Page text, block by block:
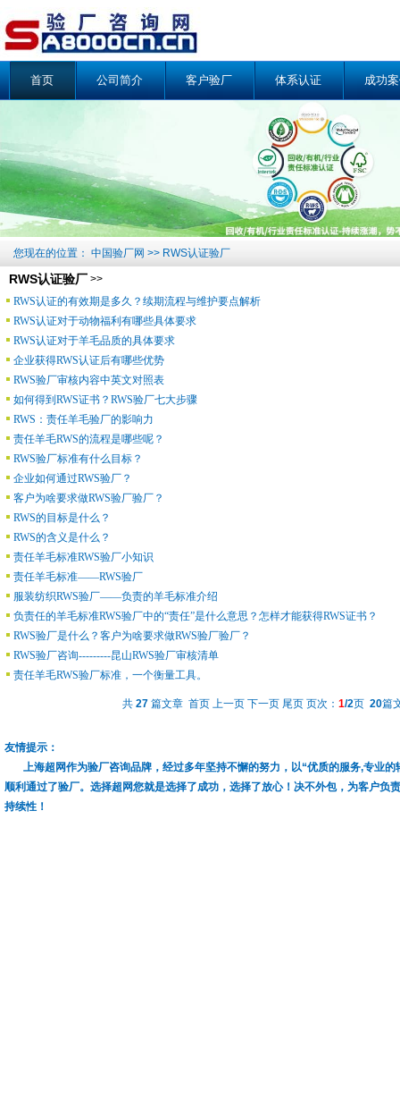
首页 公司简介 客户验厂 体系认证 成功
您现在的位置： 中国验厂网 >> RWS认证验厂
RWS认证验厂 >>
RWS认证的有效期是多久？续期流程与维护要点解析
RWS认证对于动物福利有哪些具体要求
RWS认证对于羊毛品质的具体要求
企业获得RWS认证后有哪些优势
RWS验厂审核内容中英文对照表
如何得到RWS证书？RWS验厂七大步骤
RWS：责任羊毛验厂的影响力
责任羊毛RWS的流程是哪些呢？
RWS验厂标准有什么目标？
企业如何通过RWS验厂？
客户为啥要求做RWS验厂验厂？
RWS的目标是什么？
RWS的含义是什么？
责任羊毛标准RWS验厂小知识
责任羊毛标准——RWS验厂
服装纺织RWS验厂——负责的羊毛标准介绍
负责任的羊毛标准RWS验厂中的“责任”是什么意思？怎样才能获得RWS证书？
RWS验厂是什么？客户为啥要求做RWS验厂验厂？
RWS验厂咨询---------昆山RWS验厂审核清单
责任羊毛RWS验厂标准，一个衡量工具。
共 27 篇文章 首页 上一页 下一页 尾页 页次： 1/2页 20篇
友情提示：
上海超网作为验厂咨询品牌，经过多年坚持不懈的努力，以“优质的服务,专业的
顺利通过了验厂。选择超网您就是选择了成功，选择了放心！决不外包，为客户负
持续性！